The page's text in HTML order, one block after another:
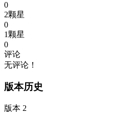
0
2颗星
0
1颗星
0
评论
无评论！
版本历史
版本 2